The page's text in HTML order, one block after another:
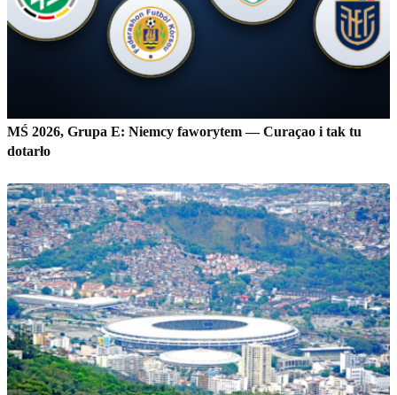
MŚ 2026, Grupa E: Niemcy faworytem — Curaçao i tak tu
dotarło